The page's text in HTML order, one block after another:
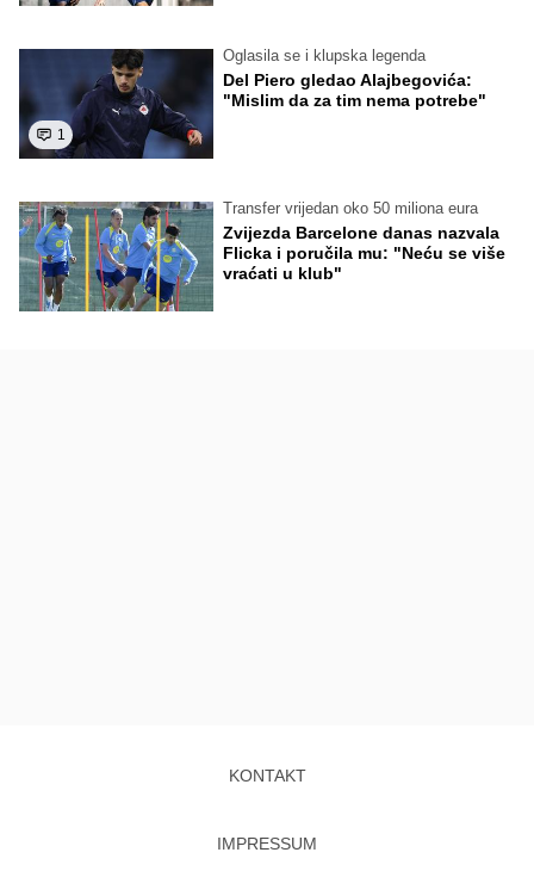
1
Oglasila se i klupska legenda
Del Piero gledao Alajbegovića:
"Mislim da za tim nema potrebe"
Transfer vrijedan oko 50 miliona eura
Zvijezda Barcelone danas nazvala
Flicka i poručila mu: "Neću se više
vraćati u klub"
KONTAKT
IMPRESSUM